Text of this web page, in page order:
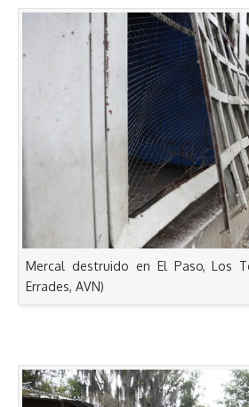
Mercal destruido en El Paso, Los
Errades, AVN)